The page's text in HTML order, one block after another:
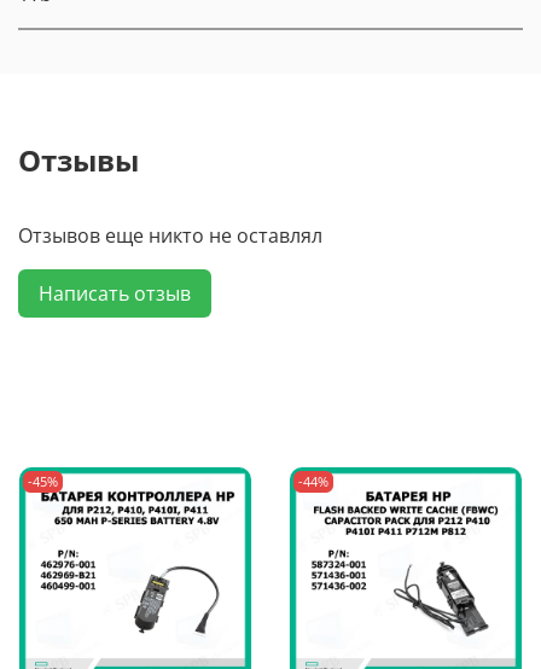
Отзывы
Отзывов еще никто не оставлял
Написать отзыв
-45% -44%